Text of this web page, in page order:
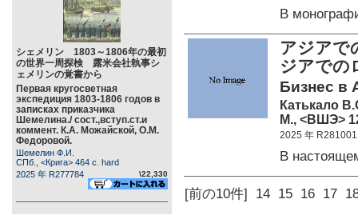
シェメリン 1803～1806年の最初
の世界一周探検 露米会社執事シ
ェメリンの覚書から
Первая кругосветная
экспедиция 1803-1806 годов в
записках приказчика
Шемелина./ сост.,вступ.ст.и
коммент. К.А. Можайской, О.М.
Федоровой.
Шемелин Ф.И.
СПб., <Крига> 464 c. hard
2025 年 R277784
\22,330
В
アジアで
ジアでの
Бизнес в
Катькало
М., <ВШЭ>
2025 年 R281001
В
[前の10件] 14 15 16 17